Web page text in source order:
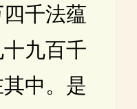
千法蕴
九百千
中。是